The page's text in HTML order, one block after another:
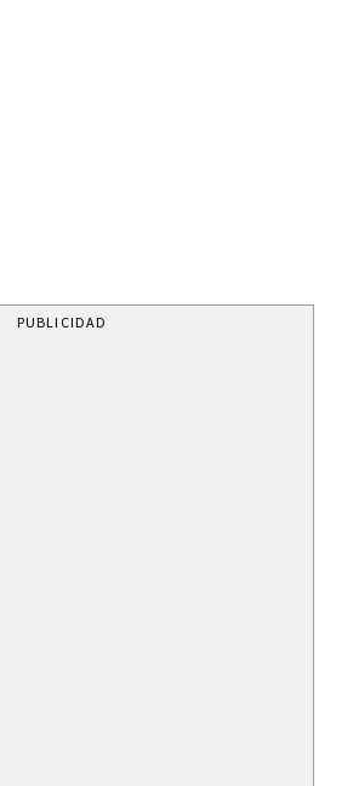
PUBLICIDAD